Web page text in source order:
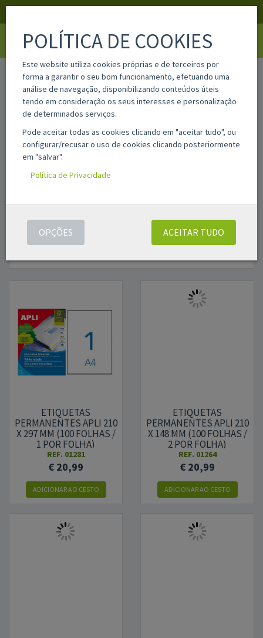
home papelaria etiquetas apli
Filtros
ETIQUETAS APLI
Filtro de texto:
Foram encontrados
ETIQUETAS
PERMANENTES APLI 210
X 297 MM (100 FOLHAS /
1 POR FOLHA)
REF. 01281
€ 20,99
ADICIONAR AO CESTO
ETIQUETAS
PERMANENTES APLI 210
X 148 MM (100 FOLHAS /
2 POR FOLHA)
REF. 01264
€ 20,99
ADICIONAR AO CESTO
POLÍTICA DE COOKIES
Este website utiliza cookies próprias e de terceiros por
forma a garantir o seu bom funcionamento, efetuando uma
análise de navegação, disponibilizando conteúdos úteis
tendo em consideração os seus interesses e personalização
de determinados serviços.
Pode aceitar todas as cookies clicando em "aceitar tudo", ou
configurar/recusar o uso de cookies clicando posteriormente
em "salvar".
Política de Privacidade
ACEITAR TUDO
OPÇÕES